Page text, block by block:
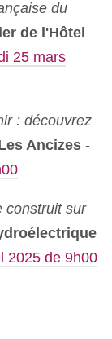
du
de l'Hôtel
25 mars
: découvrez
Ancizes -
construit sur
2025 de 9h00